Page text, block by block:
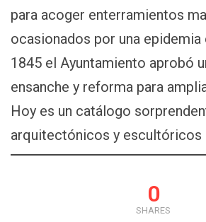
para acoger enterramientos
ocasionados por una epidemia
1845 el Ayuntamiento aprobó
ensanche y reforma para
Hoy es un catálogo
arquitectónicos y escultóricos
0
SHARES